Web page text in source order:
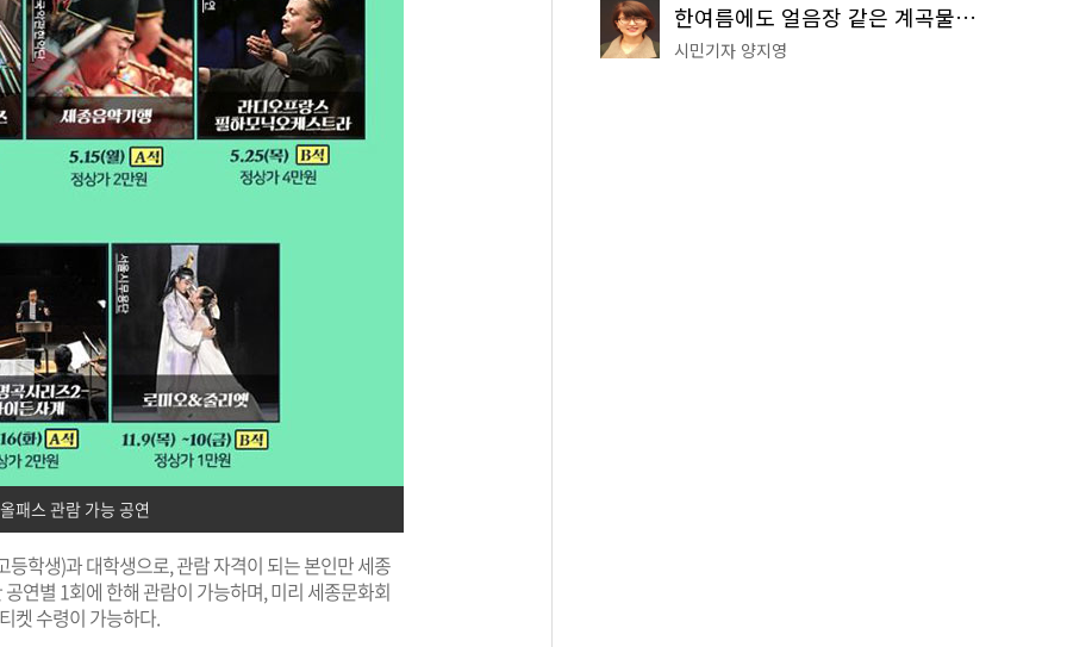
패스 관람 가능 공연
학생)과 대학생으로, 관람 자격이 되는 본인만 세종
연별 1회에 한해 관람이 가능하며, 미리 세종문화회
켓 수령이 가능하다.
한여름에도 얼음장 같은 계곡물! 서울 '진관사 계곡'이 천국이네~
시민기자 양지영